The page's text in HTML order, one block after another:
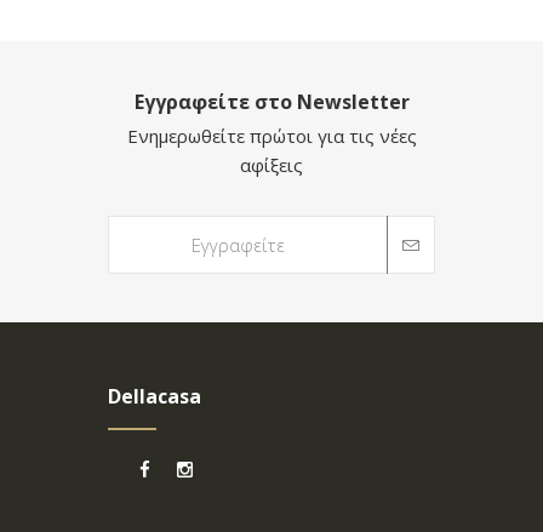
Εγγραφείτε στο Newsletter
Ενημερωθείτε πρώτοι για τις νέες
αφίξεις
Dellacasa